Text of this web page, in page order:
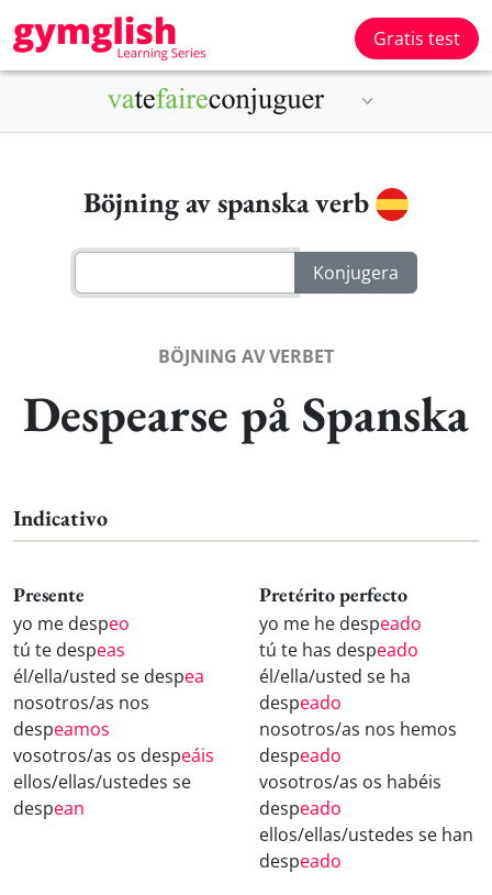
Gratis test
Böjning av spanska verb
BÖJNING AV VERBET
Despearse på Spanska
Indicativo
Presente
yo me despeo
tú te despeas
él/ella/usted se despea
nosotros/as nos
despeamos
vosotros/as os despeáis
ellos/ellas/ustedes se
despean
Pretérito perfecto
yo me he despeado
tú te has despeado
él/ella/usted se ha
despeado
nosotros/as nos hemos
despeado
vosotros/as os habéis
despeado
ellos/ellas/ustedes se han
despeado